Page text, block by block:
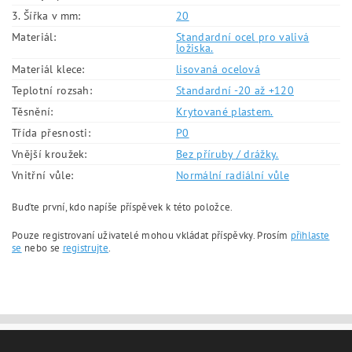
3. Šířka v mm:
20
Materiál:
Standardní ocel pro valivá
ložiska.
Materiál klece:
lisovaná ocelová
Teplotní rozsah:
Standardní -20 až +120
Těsnění:
Krytované plastem.
Třída přesnosti:
P0
Vnější kroužek:
Bez příruby / drážky.
Vnitřní vůle:
Normální radiální vůle
Buďte první, kdo napíše příspěvek k této položce.
Pouze registrovaní uživatelé mohou vkládat příspěvky. Prosím přihlaste
se nebo se registrujte.